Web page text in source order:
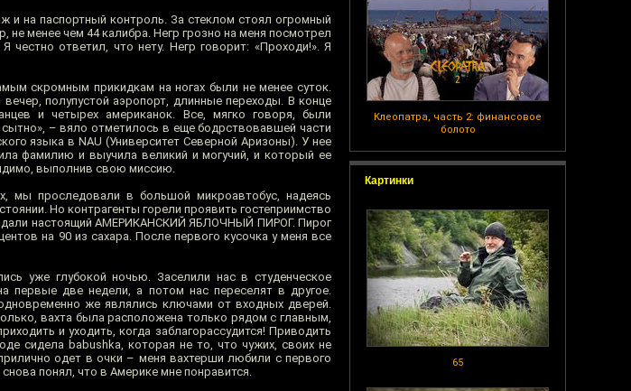
Клеопатра, часть 2: финансовое
болото
Картинки
65
и на паспортный контроль. За стеклом стоял огромный
менее чем 44 калибра. Негр грозно на меня посмотрел
честно ответил, что нету. Негр говорит: «Проходи!». Я
скромным прикидкам на ногах были не менее суток.
полупустой аэропорт, длинные переходы. В конце
и четырех американок. Все, мягко говоря, были
– вяло отметилось в еще бодрствовавшей части
языка в NAU (Университет Северной Аризоны). У нее
фамилию и выучила великий и могучий, и который ее
выполнив свою миссию.
мы проследовали в большой микроавтобус, надеясь
Но контрагенты горели проявить гостеприимство
настоящий АМЕРИКАНСКИЙ ЯБЛОЧНЫЙ ПИРОГ. Пирог
на 90 из сахара. После первого кусочка у меня все
уже глубокой ночью. Заселили нас в студенческое
первые две недели, а потом нас переселят в другое.
же являлись ключами от входных дверей.
вахта была расположена только рядом с главным,
и уходить, когда заблагорассудится! Приводить
сидела babushka, которая не то, что чужих, своих не
одет в очки – меня вахтерши любили с первого
понял, что в Америке мне понравится.